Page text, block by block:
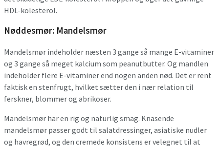
HDL-kolesterol.
Nøddesmør: Mandelsmør
Mandelsmør indeholder næsten 3 gange så mange E-vitaminer
og 3 gange så meget kalcium som peanutbutter. Og mandlen
indeholder flere E-vitaminer end nogen anden nød. Det er rent
faktisk en stenfrugt, hvilket sætter den i nær relation til
ferskner, blommer og abrikoser.
Mandelsmør har en rig og naturlig smag. Knasende
mandelsmør passer godt til salatdressinger, asiatiske nudler
og havregrød, og den cremede konsistens er velegnet til at